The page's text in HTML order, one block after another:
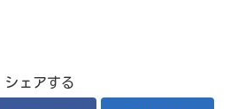
シェアする